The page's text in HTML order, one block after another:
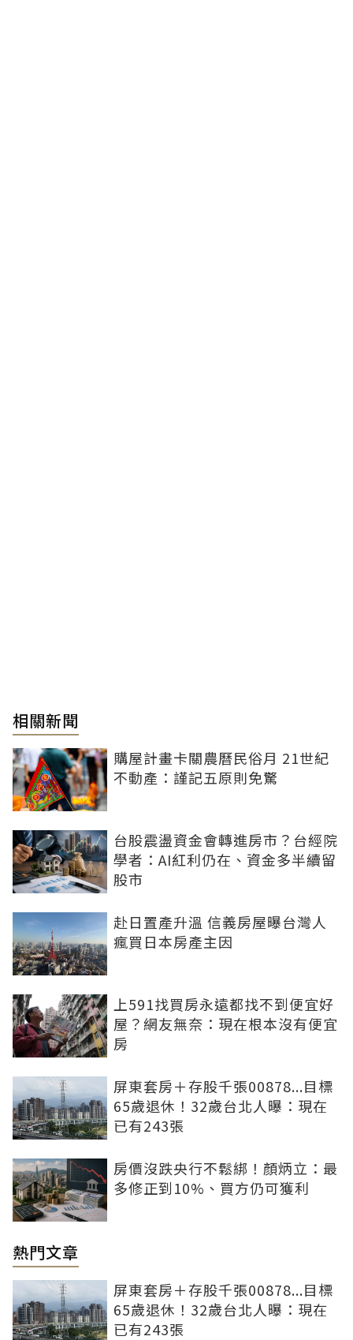
相關新聞
購屋計畫卡關農曆民俗月 21世紀
不動產：謹記五原則免驚
台股震盪資金會轉進房市？台經院
學者：AI紅利仍在、資金多半續留
股市
赴日置產升溫 信義房屋曝台灣人
瘋買日本房產主因
上591找買房永遠都找不到便宜好
屋？網友無奈：現在根本沒有便宜
房
屏東套房＋存股千張00878...目標
65歲退休！32歲台北人曝：現在
已有243張
房價沒跌央行不鬆綁！顏炳立：最
多修正到10%、買方仍可獲利
熱門文章
屏東套房＋存股千張00878...目標
65歲退休！32歲台北人曝：現在
已有243張